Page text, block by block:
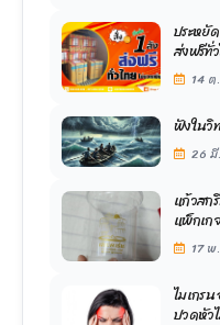
ประหยั
ส่งฟรีทั่
14
ฟังในวิ
26
แก้วสก
แพ็กเก
17
ไมเกร
ปวดหัว